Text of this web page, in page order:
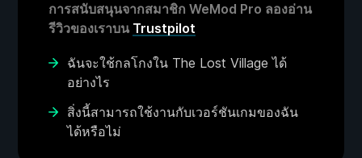
การสนับสนุนจากสมาชิก WeMod Pro ลองอ่าน
รีวิวของเราบน Trustpilot
ฉันจะใช้กลโกงใน The Lost Village ได้
อย่างไร
สิ่งนี้สามารถใช้งานกับเวอร์ชันเกมของฉัน
ได้หรือไม่